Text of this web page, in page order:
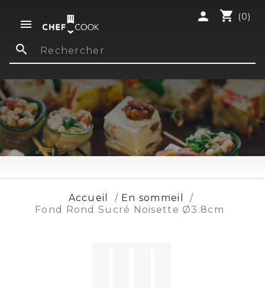

shopping_cart (0)
person
search
Accueil
En sommeil
Fond Rond Sucré Noisette Ø3.8cm